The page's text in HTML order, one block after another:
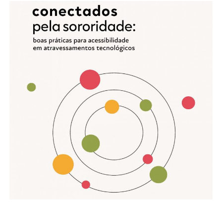
Territórios conectados pela sororidade